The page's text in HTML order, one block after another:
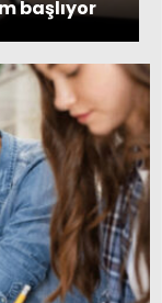
başlıyor